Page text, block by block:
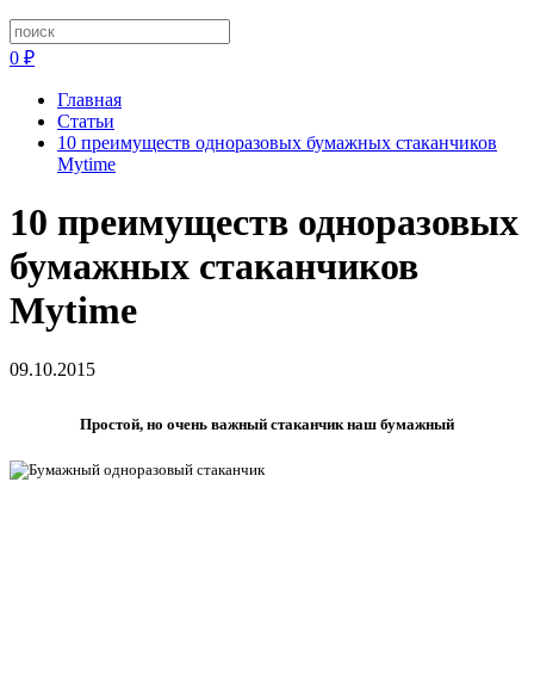
0 ₽
Главная
Статьи
10 преимуществ одноразовых бумажных стаканчиков
Mytime
10 преимуществ одноразовых
бумажных стаканчиков
Mytime
09.10.2015
Простой, но очень важный стаканчик наш бумажный